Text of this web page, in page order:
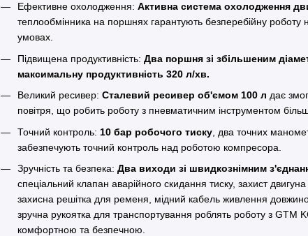
Ефективне охолодження: Активна система охолодження
теплообмінника на поршнях гарантують безперебійну роботу
умовах.
Підвищена продуктивність: Два поршня зі збільшеним
максимальну продуктивність 320 л/хв.
Великий ресивер: Сталевий ресивер об'ємом 100 л дає
повітря, що робить роботу з пневматичним інструментом
Точний контроль: 10 бар робочого тиску , два точних
забезпечують точний контроль над роботою компресора.
Зручність та безпека: Два виходи зі швидкознімним
спеціальний клапан аварійного скидання тиску, захист
захисна решітка для ременя, мідний кабель живлення
зручна рукоятка для транспортування роблять роботу з GTM
комфортною та безпечною.